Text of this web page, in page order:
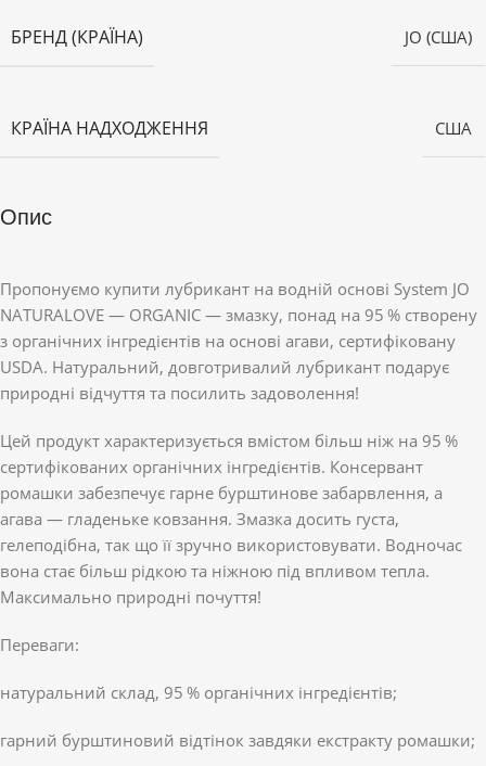
БРЕНД (КРАЇНА) JO (США)
КРАЇНА НАДХОДЖЕННЯ США
Опис
Пропонуємо купити лубрикант на водній основі System JO
NATURALOVE — ORGANIC — змазку, понад на 95 % створену
з органічних інгредієнтів на основі агави, сертифіковану
USDA. Натуральний, довготривалий лубрикант подарує
природні відчуття та посилить задоволення!
Цей продукт характеризується вмістом більш ніж на 95 %
сертифікованих органічних інгредієнтів. Консервант
ромашки забезпечує гарне бурштинове забарвлення, а
агава — гладеньке ковзання. Змазка досить густа,
гелеподібна, так що її зручно використовувати. Водночас
вона стає більш рідкою та ніжною під впливом тепла.
Максимально природні почуття!
Переваги:
натуральний склад, 95 % органічних інгредієнтів;
гарний бурштиновий відтінок завдяки екстракту ромашки;